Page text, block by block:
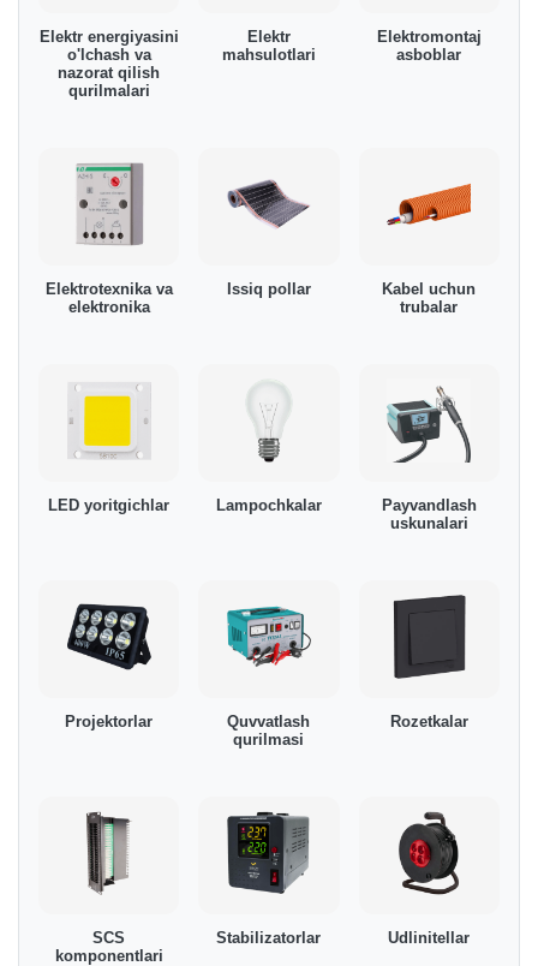
Elektr energiyasini
o'lchash va
nazorat qilish
qurilmalari
Elektr
mahsulotlari
Elektromontaj
asboblar
Elektrotexnika va
elektronika
Issiq pollar
Kabel uchun
trubalar
LED yoritgichlar Lampochkalar
Payvandlash
uskunalari
Projektorlar
Quvvatlash
qurilmasi
Rozetkalar
SCS
komponentlari
Stabilizatorlar Udlinitellar